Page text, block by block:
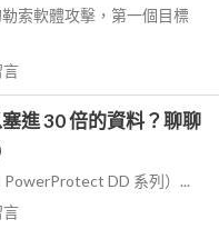
索軟體攻擊，第一個目標
言
進 30 倍的資料？聊聊
DD 系列）...
言